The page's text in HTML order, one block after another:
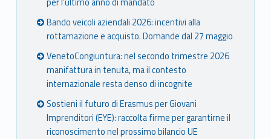
Bando veicoli aziendali 2026: incentivi alla
rottamazione e acquisto. Domande dal 27 maggio
VenetoCongiuntura: nel secondo trimestre 2026
manifattura in tenuta, ma il contesto
internazionale resta denso di incognite
Sostieni il futuro di Erasmus per Giovani
Imprenditori (EYE): raccolta firme per garantirne il
riconoscimento nel prossimo bilancio UE